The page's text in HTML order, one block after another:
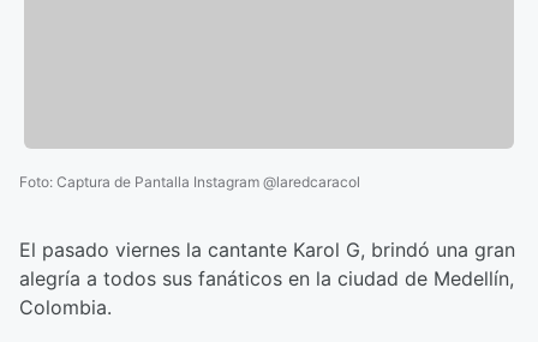
Foto: Captura de Pantalla Instagram @laredcaracol
El pasado viernes la cantante Karol G, brindó una gran
alegría a todos sus fanáticos en la ciudad de Medellín,
Colombia.